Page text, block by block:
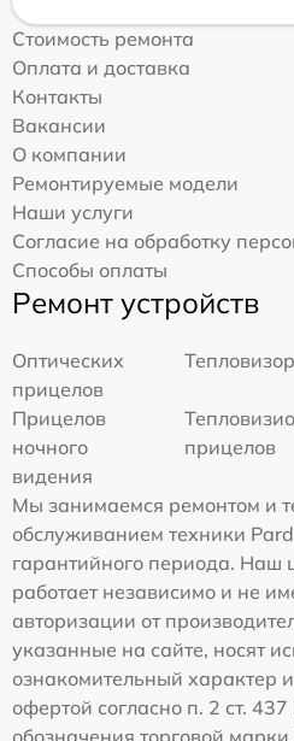
Стоимость ремонта
Оплата и доставка
Контакты
Вакансии
О компании
Ремонтируемые модели
Наши услуги
Согласие на обработку
Способы оплаты
Ремонт устройств
Оптических
прицелов
Прицелов
ночного
видения
прицелов
Мы занимаемся ремонтом и
обслуживанием техники
гарантийного периода. Наш
работает независимо и не
авторизации от
указанные на сайте, носят
ознакомительный характер
офертой согласно п. 2 ст.